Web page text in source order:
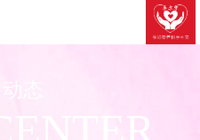
态